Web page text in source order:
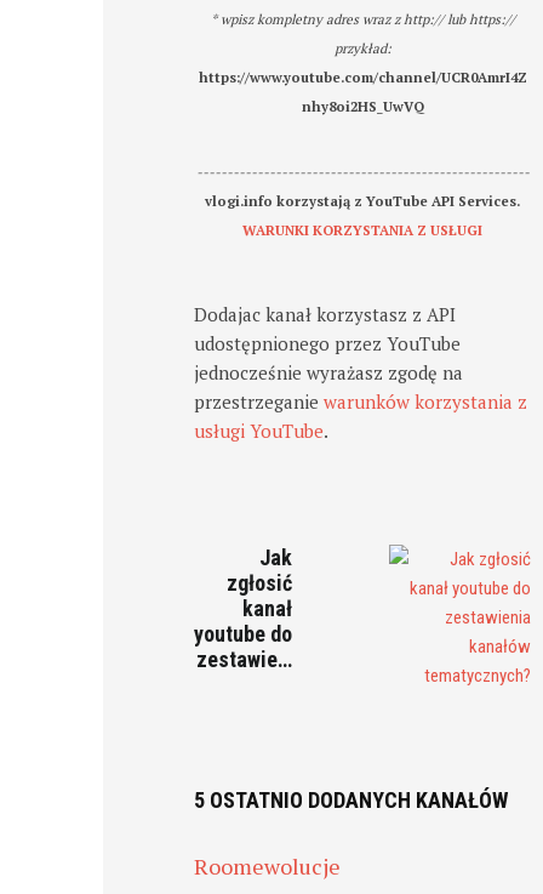
* wpisz kompletny adres wraz z http:// lub https://
przykład:
https://www.youtube.com/channel/UCR0AmrI4Z
nhy8oi2HS_UwVQ
-------------------------------------------------------
vlogi.info korzystają z YouTube API Services.
WARUNKI KORZYSTANIA Z USŁUGI
Dodajac kanał korzystasz z API
udostępnionego przez YouTube
jednocześnie wyrażasz zgodę na
przestrzeganiewarunków korzystania z
usługi YouTube.
Jak
zgłosić
kanał
youtube do
zestawie…
5 OSTATNIO DODANYCH KANAŁÓW
Roomewolucje